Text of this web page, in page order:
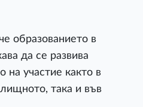
образованието в
да се развива
на участие както в
така и във